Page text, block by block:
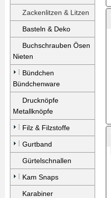
Zackenlitzen & Litzen
Basteln & Deko
Buchschrauben Ösen
Nieten
Bündchen
Bündchenware
Drucknöpfe
Metallknöpfe
Filz & Filzstoffe
Gurtband
Gürtelschnallen
Kam Snaps
Karabiner